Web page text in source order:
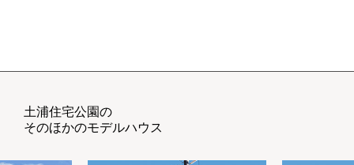
土浦住宅公園の
そのほかのモデルハウス